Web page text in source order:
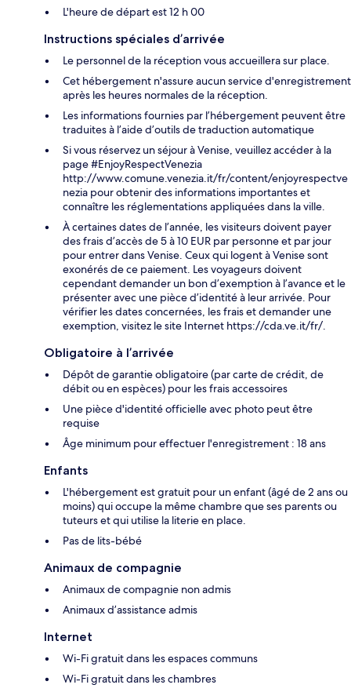
L'heure de départ est 12 h 00
Instructions spéciales d’arrivée
Le personnel de la réception vous accueillera sur place.
Cet hébergement n'assure aucun service d'enregistrement
après les heures normales de la réception.
Les informations fournies par l’hébergement peuvent être
traduites à l’aide d’outils de traduction automatique
Si vous réservez un séjour à Venise, veuillez accéder à la
page #EnjoyRespectVenezia
http://www.comune.venezia.it/fr/content/enjoyrespectve
nezia pour obtenir des informations importantes et
connaître les réglementations appliquées dans la ville.
À certaines dates de l’année, les visiteurs doivent payer
des frais d’accès de 5 à 10 EUR par personne et par jour
pour entrer dans Venise. Ceux qui logent à Venise sont
exonérés de ce paiement. Les voyageurs doivent
cependant demander un bon d’exemption à l’avance et le
présenter avec une pièce d’identité à leur arrivée. Pour
vérifier les dates concernées, les frais et demander une
exemption, visitez le site Internet https://cda.ve.it/fr/.
Obligatoire à l’arrivée
Dépôt de garantie obligatoire (par carte de crédit, de
débit ou en espèces) pour les frais accessoires
Une pièce d'identité officielle avec photo peut être
requise
Âge minimum pour effectuer l'enregistrement : 18 ans
Enfants
L'hébergement est gratuit pour un enfant (âgé de 2 ans ou
moins) qui occupe la même chambre que ses parents ou
tuteurs et qui utilise la literie en place.
Pas de lits-bébé
Animaux de compagnie
Animaux de compagnie non admis
Animaux d’assistance admis
Internet
Wi-Fi gratuit dans les espaces communs
Wi-Fi gratuit dans les chambres